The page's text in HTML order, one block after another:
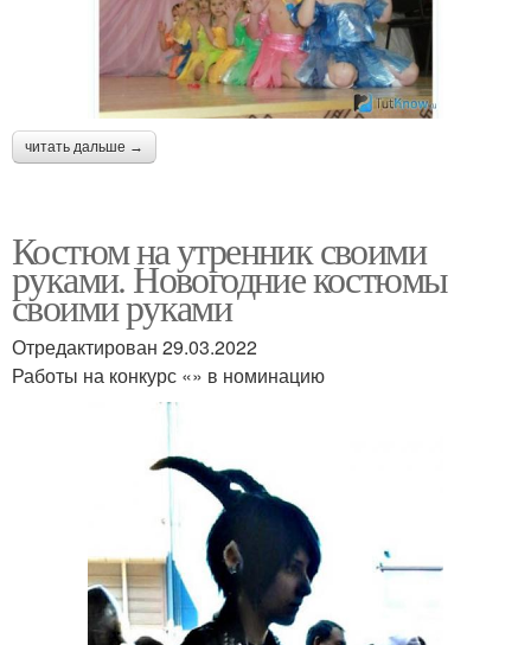
читать дальше →
Костюм на утренник своими
руками. Новогодние костюмы
своими руками
Отредактирован 29.03.2022
Работы на конкурс «» в номинацию